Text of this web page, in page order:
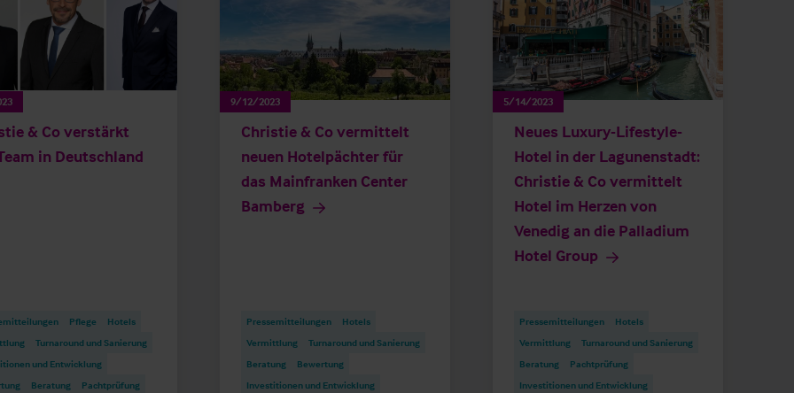
& Co verstärkt
in Deutschland
Pflege
Hotels
Turnaround und Sanierung
und Entwicklung
Beratung Pachtprüfung
9/12/2023
Christie & Co vermittelt
neuen Hotelpächter für
das Mainfranken Center
Bamberg
Pressemitteilungen
Hotels
Vermittlung
Turnaround und Sanierung
Beratung
Bewertung
Investitionen und Entwicklung
5/14/2023
Neues Luxury-Lifestyle-
Hotel in der Lagunenstadt:
Christie & Co vermittelt
Hotel im Herzen von
Venedig an die Palladium
Hotel Group
Pressemitteilungen
Hotels
Vermittlung
Turnaround und Sanierung
Beratung
Pachtprüfung
Investitionen und Entwicklung